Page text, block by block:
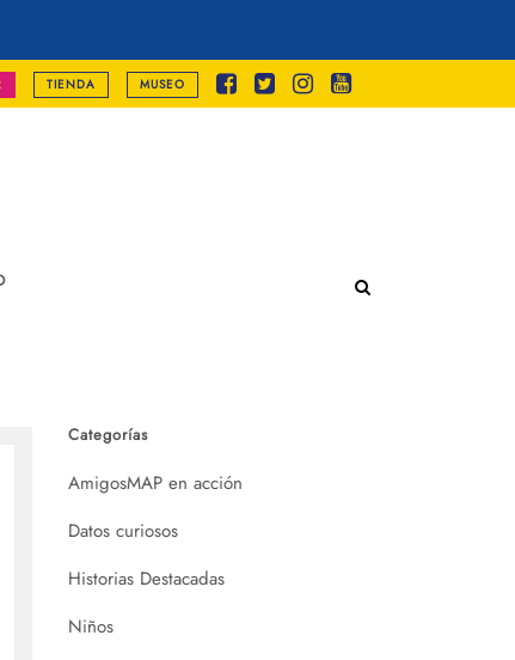
TIENDA MUSEO
Categorías
AmigosMAP en acción
Datos curiosos
Historias Destacadas
Niños